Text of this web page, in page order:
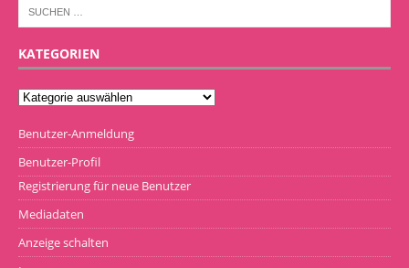
KATEGORIEN
Benutzer-Anmeldung
Benutzer-Profil
Registrierung für neue Benutzer
Mediadaten
Anzeige schalten